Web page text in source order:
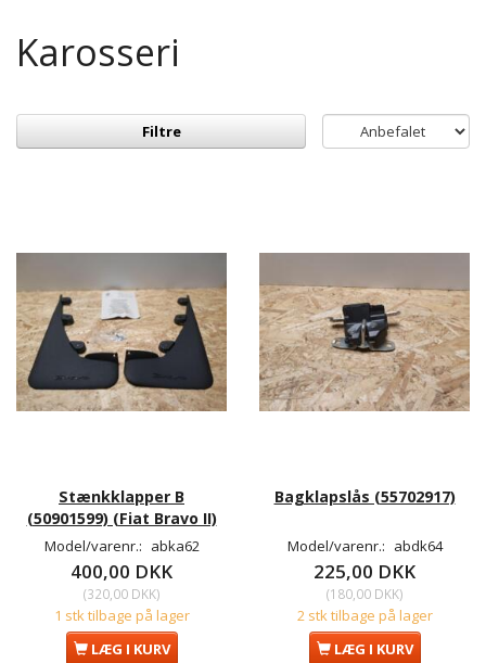
Karosseri
Filtre
Stænkklapper B
(50901599) (Fiat Bravo II)
Model/varenr.: abka62
400,00 DKK
(320,00 DKK)
1 stk tilbage på lager
LÆG I KURV
Bagklapslås (55702917)
Model/varenr.: abdk64
225,00 DKK
(180,00 DKK)
2 stk tilbage på lager
LÆG I KURV